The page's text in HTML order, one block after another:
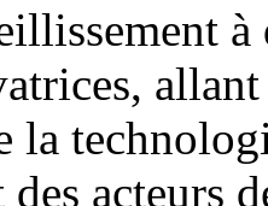
la
des acteurs